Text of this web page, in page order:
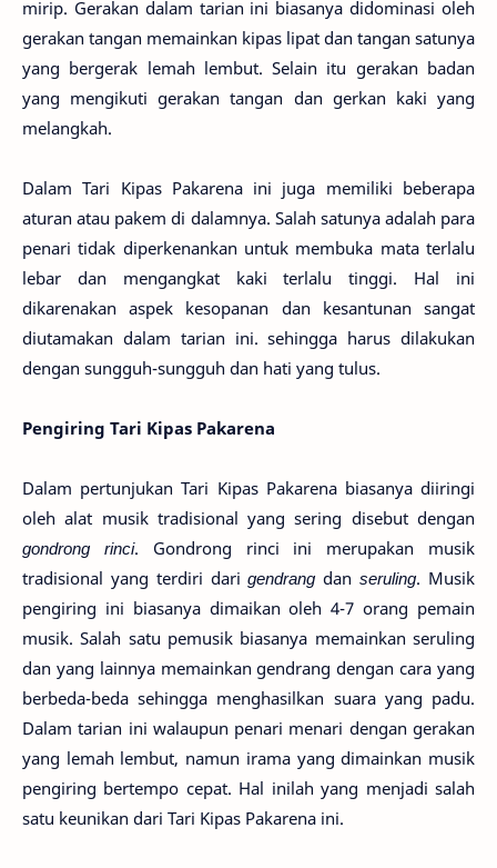
mirip. Gerakan dalam tarian ini biasanya didominasi oleh
gerakan tangan memainkan kipas lipat dan tangan satunya
yang bergerak lemah lembut. Selain itu gerakan badan
yang mengikuti gerakan tangan dan gerkan kaki yang
melangkah.
Dalam Tari Kipas Pakarena ini juga memiliki beberapa
aturan atau pakem di dalamnya. Salah satunya adalah para
penari tidak diperkenankan untuk membuka mata terlalu
lebar dan mengangkat kaki terlalu tinggi. Hal ini
dikarenakan aspek kesopanan dan kesantunan sangat
diutamakan dalam tarian ini. sehingga harus dilakukan
dengan sungguh-sungguh dan hati yang tulus.
Pengiring Tari Kipas Pakarena
Dalam pertunjukan Tari Kipas Pakarena biasanya diiringi
oleh alat musik tradisional yang sering disebut dengan
gondrong rinci. Gondrong rinci ini merupakan musik
tradisional yang terdiri darigendrangdanseruling. Musik
pengiring ini biasanya dimaikan oleh 4-7 orang pemain
musik. Salah satu pemusik biasanya memainkan seruling
dan yang lainnya memainkan gendrang dengan cara yang
berbeda-beda sehingga menghasilkan suara yang padu.
Dalam tarian ini walaupun penari menari dengan gerakan
yang lemah lembut, namun irama yang dimainkan musik
pengiring bertempo cepat. Hal inilah yang menjadi salah
satu keunikan dari Tari Kipas Pakarena ini.